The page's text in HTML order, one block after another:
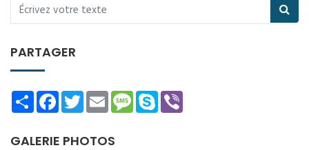
PARTAGER
ShareFacebookTwitterEmailMessage
Skype
GALERIE PHOTOS